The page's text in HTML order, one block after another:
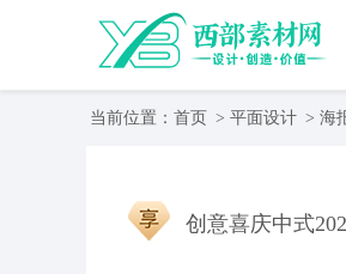
当前位置： 首页 > 平面设计 > 海
创意喜庆中式